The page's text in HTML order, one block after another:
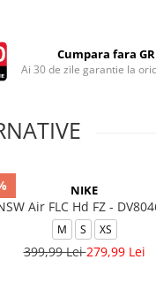
Cumpara fara
Ai 30 de zile garantie la
NIKE
Air FLC Hd FZ -
M S XS
399,99 Lei279,99 Lei